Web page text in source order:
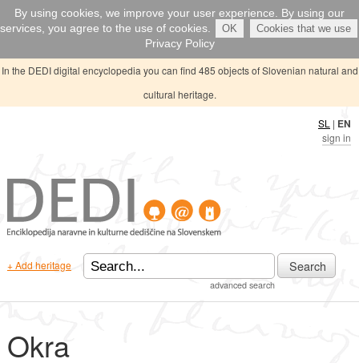
By using cookies, we improve your user experience. By using our
services, you agree to the use of cookies.
OK Cookies that we use
Privacy Policy
In the DEDI digital encyclopedia you can find 485 objects of Slovenian natural and
cultural heritage.
SL | EN
sign in
+ Add heritage
advanced search
Search
Okra